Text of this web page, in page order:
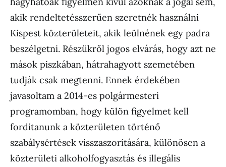
akik rendeltetésszerűen szeretnék használni
Kispest közterületeit, akik leülnének egy padra
beszélgetni. Részükről jogos elvárás, hogy azt ne
mások piszkában, hátrahagyott szemetében
tudják csak megtenni. Ennek érdekében
javasoltam a 2014-es polgármesteri
programomban, hogy külön figyelmet kell
fordítanunk a közterületen történő
szabálysértések visszaszorítására, különösen a
közterületi alkoholfogyasztás és illegális